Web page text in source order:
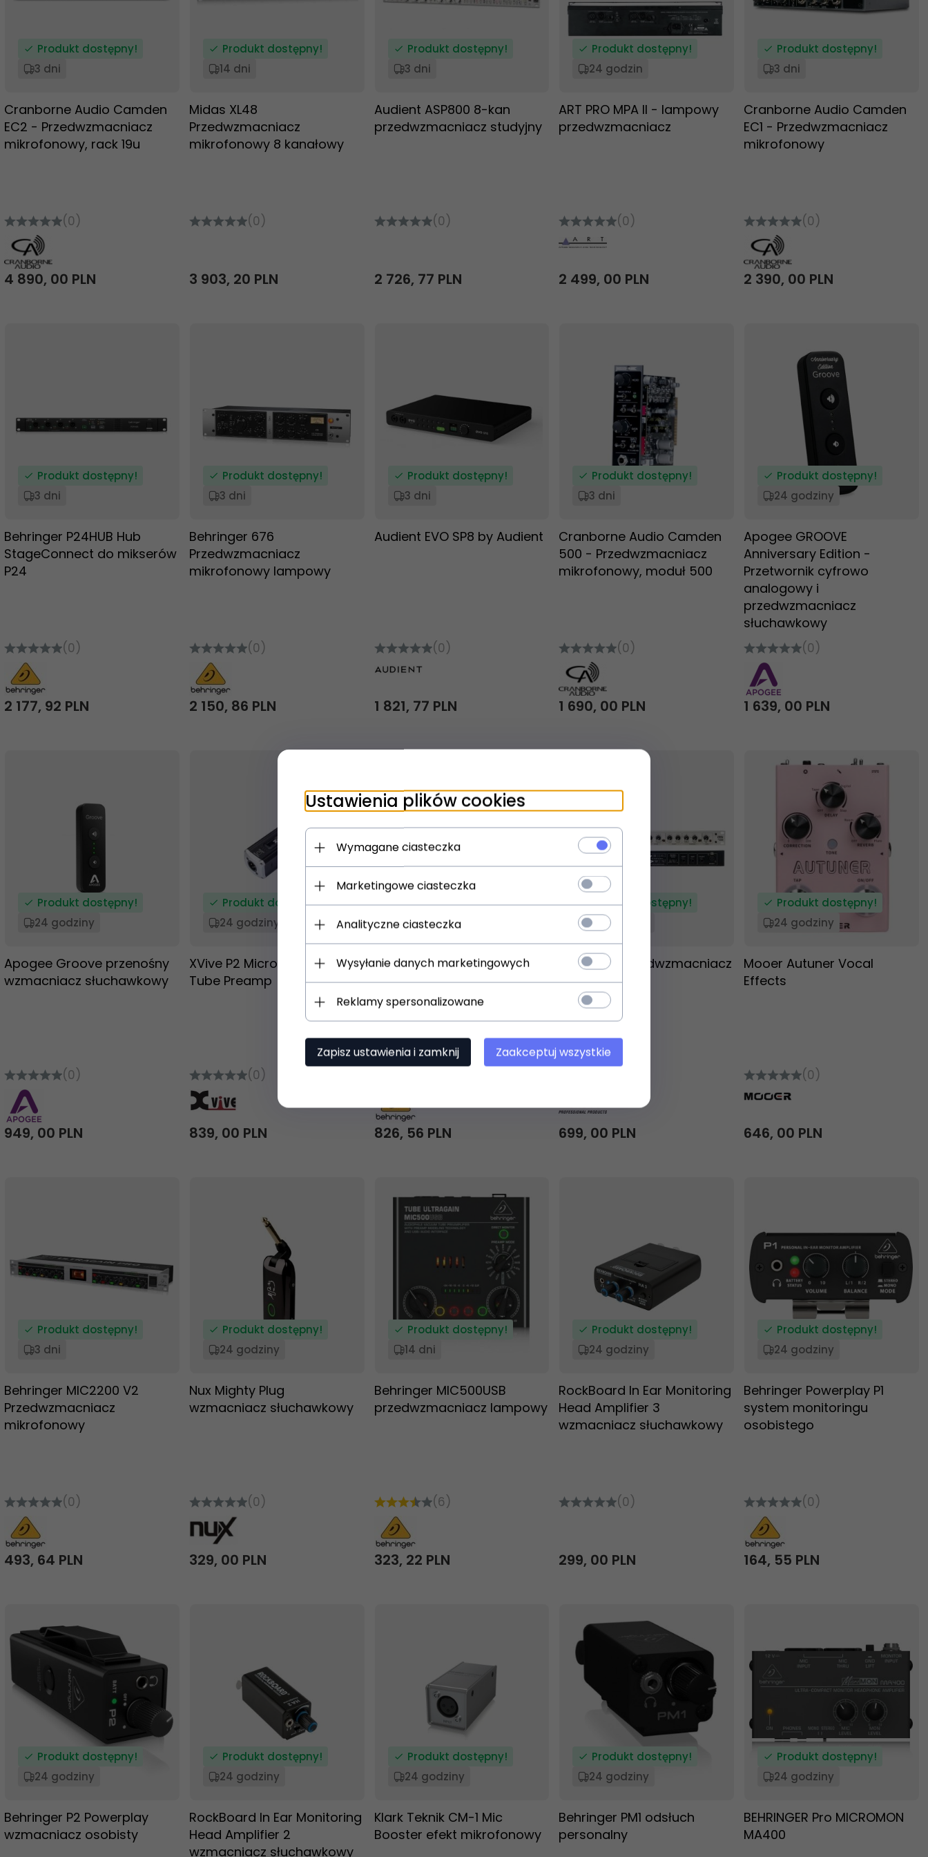
Produkt dostępny!
3 dni
Cranborne Audio Camden
EC2 - Przedwzmacniacz
mikrofonowy, rack 19u
(0)
4 890, 00 PLN
Produkt dostępny!
14 dni
Midas XL48
Przedwzmacniacz
mikrofonowy 8 kanałowy
(0)
3 903, 20 PLN
Produkt dostępny!
3 dni
Audient ASP800 8-kan
przedwzmacniacz studyjny
(0)
2 726, 77 PLN
Produkt dostępny!
24 godzin
ART PRO MPA II - lampowy
przedwzmacniacz
(0)
2 499, 00 PLN
Produkt dostępny!
3 dni
Cranborne Audio Camden
EC1 - Przedwzmacniacz
mikrofonowy
(0)
2 390, 00 PLN
Produkt dostępny!
3 dni
Behringer P24HUB Hub
StageConnect do mikserów
P24
(0)
2 177, 92 PLN
Produkt dostępny!
3 dni
Behringer 676
Przedwzmacniacz
mikrofonowy lampowy
(0)
2 150, 86 PLN
Produkt dostępny!
3 dni
Audient EVO SP8 by Audient
(0)
1 821, 77 PLN
Produkt dostępny!
3 dni
Cranborne Audio Camden
500 - Przedwzmacniacz
mikrofonowy, moduł 500
(0)
1 690, 00 PLN
Produkt dostępny!
24 godziny
Apogee GROOVE
Anniversary Edition -
Przetwornik cyfrowo
analogowy i
przedwzmacniacz
słuchawkowy
(0)
1 639, 00 PLN
Produkt dostępny!
24 godziny
Apogee Groove przenośny
wzmacniacz słuchawkowy
(0)
949, 00 PLN
Produkt dostępny!
24 godziny
XVive P2 Microphone In-Line
Tube Preamp
(0)
839, 00 PLN
Produkt dostępny!
3 dni
Behringer P24 Cyfrowy
mikser osobisty
StageConnect
826, 56 PLN
Produkt dostępny!
24 godziny
DBX 286S przedwzmacniacz
mikrofonowy
699, 00 PLN
Produkt dostępny!
24 godziny
Mooer Autuner Vocal
Effects
(0)
646, 00 PLN
Produkt dostępny!
3 dni
Behringer MIC2200 V2
Przedwzmacniacz
mikrofonowy
(0)
493, 64 PLN
Produkt dostępny!
24 godziny
Nux Mighty Plug
wzmacniacz słuchawkowy
(0)
329, 00 PLN
Produkt dostępny!
14 dni
Behringer MIC500USB
przedwzmacniacz lampowy
(6)
323, 22 PLN
Produkt dostępny!
24 godziny
RockBoard In Ear Monitoring
Head Amplifier 3
wzmacniacz słuchawkowy
(0)
299, 00 PLN
Produkt dostępny!
24 godziny
Behringer Powerplay P1
system monitoringu
osobistego
(0)
164, 55 PLN
Produkt dostępny!
24 godziny
Behringer P2 Powerplay
wzmacniacz osobisty
Produkt dostępny!
24 godziny
RockBoard In Ear Monitoring
Head Amplifier 2
wzmacniacz słuchawkowy
Produkt dostępny!
24 godziny
Klark Teknik CM-1 Mic
Booster efekt mikrofonowy
Produkt dostępny!
24 godziny
Behringer PM1 odsłuch
personalny
Produkt dostępny!
24 godziny
BEHRINGER Pro MICROMON
MA400
Ustawienia plików cookies
Wymagane ciasteczka
Marketingowe ciasteczka
Analityczne ciasteczka
Wysyłanie danych marketingowych
Reklamy spersonalizowane
Zapisz ustawienia i zamknij Zaakceptuj wszystkie